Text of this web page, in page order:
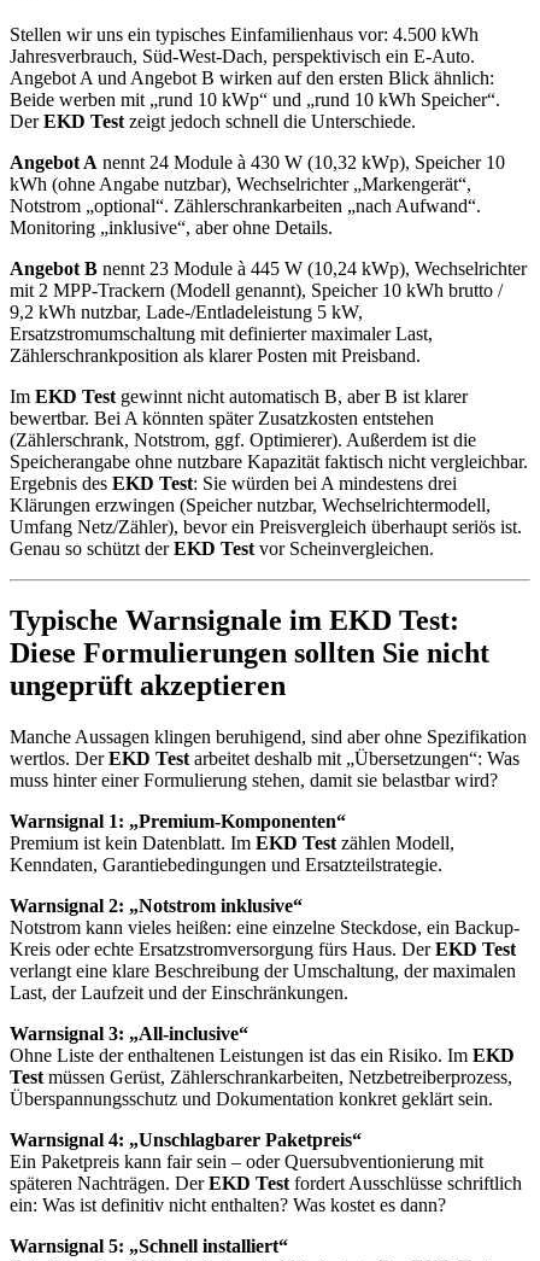
Stellen wir uns ein typisches Einfamilienhaus vor: 4.500 kWh
Jahresverbrauch, Süd-West-Dach, perspektivisch ein E-Auto.
Angebot A und Angebot B wirken auf den ersten Blick ähnlich:
Beide werben mit „rund 10 kWp“ und „rund 10 kWh Speicher“.
DerEKD Test zeigt jedoch schnell die Unterschiede.
Angebot A nennt 24 Module à 430 W (10,32 kWp), Speicher 10
kWh (ohne Angabe nutzbar), Wechselrichter „Markengerät“,
Notstrom „optional“. Zählerschrankarbeiten „nach Aufwand“.
Monitoring „inklusive“, aber ohne Details.
Angebot B nennt 23 Module à 445 W (10,24 kWp), Wechselrichter
mit 2 MPP-Trackern (Modell genannt), Speicher 10 kWh brutto /
9,2 kWh nutzbar, Lade-/Entladeleistung 5 kW,
Ersatzstromumschaltung mit definierter maximaler Last,
Zählerschrankposition als klarer Posten mit Preisband.
Im EKD Test gewinnt nicht automatisch B, aber B ist klarer
bewertbar. Bei A könnten später Zusatzkosten entstehen
(Zählerschrank, Notstrom, ggf. Optimierer). Außerdem ist die
Speicherangabe ohne nutzbare Kapazität faktisch nicht vergleichbar.
Ergebnis des EKD Test: Sie würden bei A mindestens drei
Klärungen erzwingen (Speicher nutzbar, Wechselrichtermodell,
Umfang Netz/Zähler), bevor ein Preisvergleich überhaupt seriös ist.
Genau so schützt derEKD Test vor Scheinvergleichen.
Typische Warnsignale im EKD Test:
Diese Formulierungen sollten Sie nicht
ungeprüft akzeptieren
Manche Aussagen klingen beruhigend, sind aber ohne Spezifikation
wertlos. DerEKD Test arbeitet deshalb mit „Übersetzungen“: Was
muss hinter einer Formulierung stehen, damit sie belastbar wird?
Warnsignal 1: „Premium-Komponenten“
Premium ist kein Datenblatt. Im EKD Test zählen Modell,
Kenndaten, Garantiebedingungen und Ersatzteilstrategie.
Warnsignal 2: „Notstrom inklusive“
Notstrom kann vieles heißen: eine einzelne Steckdose, ein Backup-
Kreis oder echte Ersatzstromversorgung fürs Haus. DerEKD Test
verlangt eine klare Beschreibung der Umschaltung, der maximalen
Last, der Laufzeit und der Einschränkungen.
Warnsignal 3: „All-inclusive“
Ohne Liste der enthaltenen Leistungen ist das ein Risiko. Im EKD
Test müssen Gerüst, Zählerschrankarbeiten, Netzbetreiberprozess,
Überspannungsschutz und Dokumentation konkret geklärt sein.
Warnsignal 4: „Unschlagbarer Paketpreis“
Ein Paketpreis kann fair sein – oder Quersubventionierung mit
späteren Nachträgen. DerEKD Test fordert Ausschlüsse schriftlich
ein: Was ist definitiv nicht enthalten? Was kostet es dann?
Warnsignal 5: „Schnell installiert“